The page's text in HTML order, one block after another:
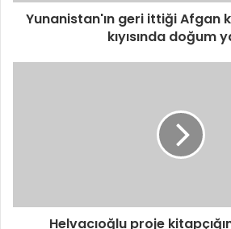
Yunanistan'ın geri ittiği Afgan
kıyısında doğum
Helvacıoğlu proje